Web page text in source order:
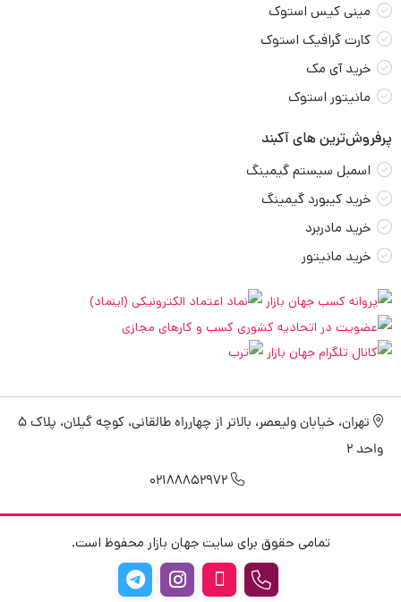
مینی کیس استوک
کارت گرافیک استوک
خرید آی مک
مانیتور استوک
پرفروش‌ترین های آکبند
اسمبل سیستم گیمینگ
خرید کیبورد گیمینگ
خرید مادربرد
خرید مانیتور
تهران، خیابان ولیعصر، بالاتر از چهارراه طالقانی، کوچه گیلان، پلاک 5
واحد 2
02188852972
تمامی حقوق برای سایت جهان بازار محفوظ است.